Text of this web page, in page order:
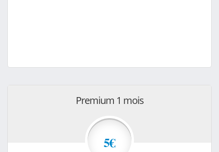
Premium 1 mois
5€